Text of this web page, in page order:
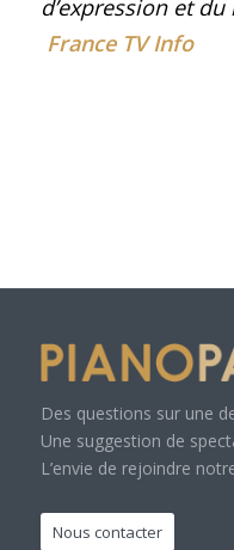
d’expression et
France TV Info
Des questions sur une
Une suggestion de
L’envie de rejoindre
Nous contacter